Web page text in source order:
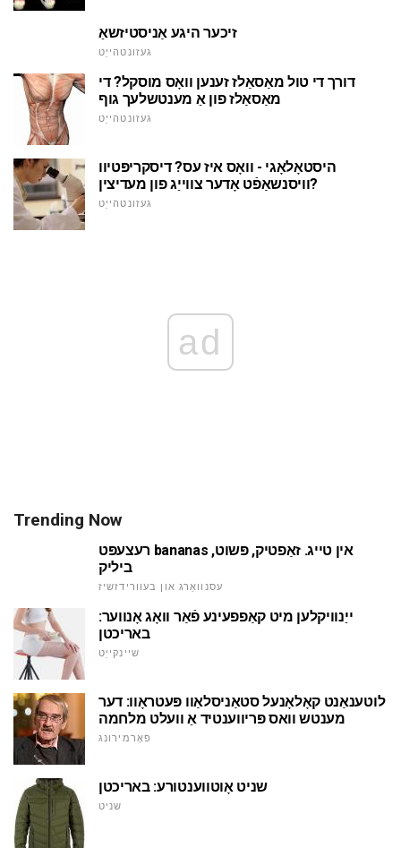
זיכער היגע אַניסטיזשאַ
געזונטהייַט
דורך די טול מאַסאַלז זענען וואָס מוסקל? די
מאַסאַלז פון אַ מענטשלעך גוף
געזונטהייַט
היסטאָלאָגי - וואָס איז עס? דיסקריפּטיוו
וויסנשאַפֿט אָדער צווייַג פון מעדיצין?
געזונטהייַט
ad
Trending Now
רעצעפּט bananas אין טייג. זאַפטיק, פּשוט,
ביליק
עסנוואַרג און בעוורידזשיז
ייַנוויקלען מיט קאַפפעינע פֿאַר וואָג אָנווער:
באריכטן
שיינקייַט
לוטענאַנט קאָלאָנעל סטאַניסלאַוו פּעטראָוו: דער
מענטש וואס פּריווענטיד אַ וועלט מלחמה
פאָרמירונג
שניט אָוטווענטורע: באריכטן
שניט